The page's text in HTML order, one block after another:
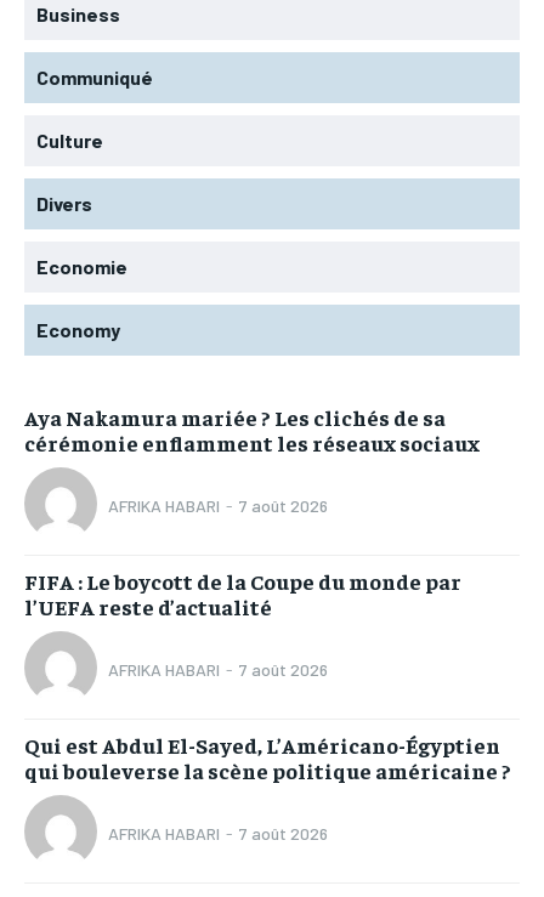
Business
Communiqué
Culture
Divers
Economie
Economy
Aya Nakamura mariée ? Les clichés de sa
cérémonie enflamment les réseaux sociaux
AFRIKA HABARI - 7 août 2026
FIFA : Le boycott de la Coupe du monde par
l’UEFA reste d’actualité
AFRIKA HABARI - 7 août 2026
Qui est Abdul El-Sayed, L’Américano-Égyptien
qui bouleverse la scène politique américaine ?
AFRIKA HABARI - 7 août 2026